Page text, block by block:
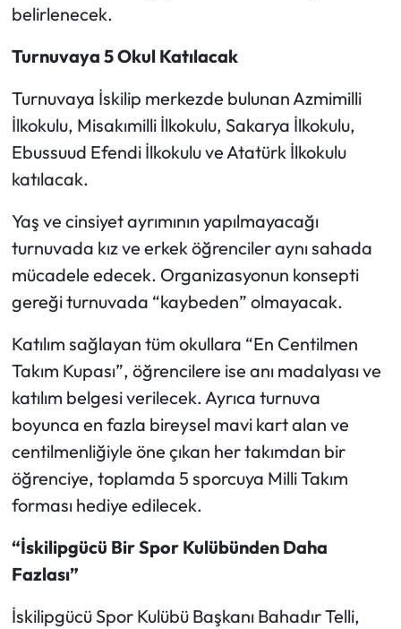
belirlenecek.
Turnuvaya 5 Okul Katılacak
Turnuvaya İskilip merkezde bulunan Azmimilli
İlkokulu, Misakımilli İlkokulu, Sakarya İlkokulu,
Ebussuud Efendi İlkokulu ve Atatürk İlkokulu
katılacak.
Yaş ve cinsiyet ayrımının yapılmayacağı
turnuvada kız ve erkek öğrenciler aynı sahada
mücadele edecek. Organizasyonun konsepti
gereği turnuvada “kaybeden” olmayacak.
Katılım sağlayan tüm okullara “En Centilmen
Takım Kupası”, öğrencilere ise anı madalyası ve
katılım belgesi verilecek. Ayrıca turnuva
boyunca en fazla bireysel mavi kart alan ve
centilmenliğiyle öne çıkan her takımdan bir
öğrenciye, toplamda 5 sporcuya Milli Takım
forması hediye edilecek.
“İskilipgücü Bir Spor Kulübünden Daha
Fazlası”
İskilipgücü Spor Kulübü Başkanı Bahadır Telli,